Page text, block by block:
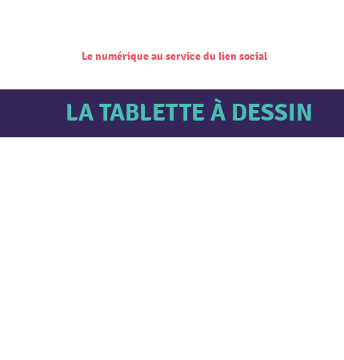
Le numérique au service du lien social
LA TABLETTE À DESSIN